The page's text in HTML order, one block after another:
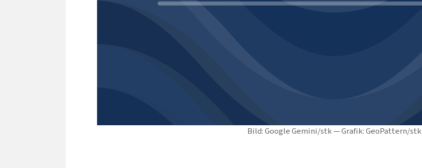
Bild: Google Gemini/stk — Grafik: GeoPattern/stk